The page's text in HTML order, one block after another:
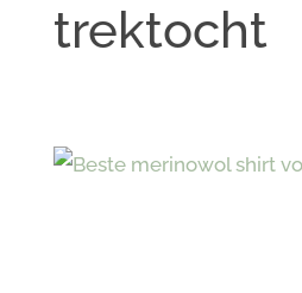
trektocht